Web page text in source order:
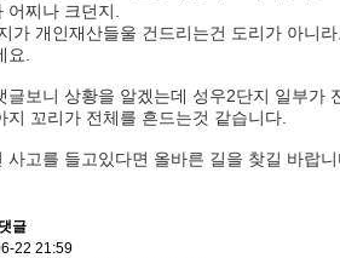
어찌나 크던지.
가 개인재산들울 건드리는건 도리가 아니
요.
글보니 상황을 알겠는데 성우2단지 일부가
지 꼬리가 전체를 흔드는것 같습니다.
사고를 들고있다면 올바른 길을 찾길 바랍니
글
22 21:59